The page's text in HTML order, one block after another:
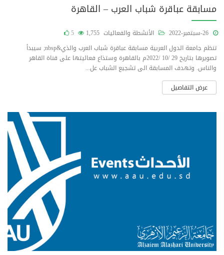
مسابقة عباقرة شباب العرب – القاهرة
الأنشطة والفعاليات 1,755
5
تنظم جامعة الدول العربية مسابقة عباقرة شباب العرب والذي&nbsp; سيبدأ
تصويرها بتاريخ 29 /10 /2022م بالقاهرة وستذاع فعاليتها على قناة القاهر
والناس. وتهدف المسابقة الى تشجيع الشباب عل...
عرض التفاصيل